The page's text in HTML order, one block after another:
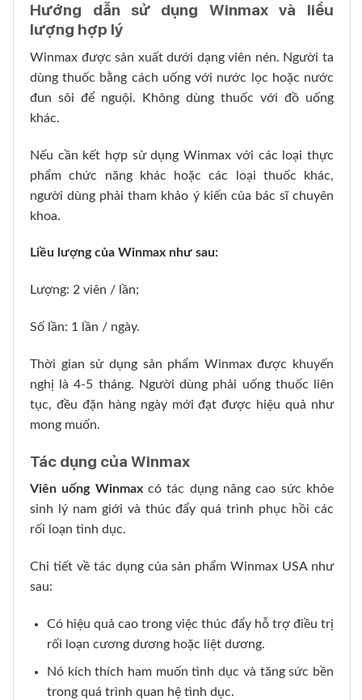
Hướng dẫn sử dụng Winmax và liều
lượng hợp lý
Winmax được sản xuất dưới dạng viên nén. Người ta
dùng thuốc bằng cách uống với nước lọc hoặc nước
đun sôi để nguội. Không dùng thuốc với đồ uống
khác.
Nếu cần kết hợp sử dụng Winmax với các loại thực
phẩm chức năng khác hoặc các loại thuốc khác,
người dùng phải tham khảo ý kiến ​​của bác sĩ chuyên
khoa.
Liều lượng của Winmax như sau:
Lượng: 2 viên / lần;
Số lần: 1 lần / ngày.
Thời gian sử dụng sản phẩm Winmax được khuyến
nghị là 4-5 tháng. Người dùng phải uống thuốc liên
tục, đều đặn hàng ngày mới đạt được hiệu quả như
mong muốn.
Tác dụng của Winmax
Viên uống Winmaxcó tác dụng nâng cao sức khỏe
sinh lý nam giới và thúc đẩy quá trình phục hồi các
rối loạn tình dục.
Chi tiết về tác dụng của sản phẩm Winmax USA như
sau:
Có hiệu quả cao trong việc thúc đẩy hỗ trợ điều trị
rối loạn cương dương hoặc liệt dương.
Nó kích thích ham muốn tình dục và tăng sức bền
trong quá trình quan hệ tình dục.